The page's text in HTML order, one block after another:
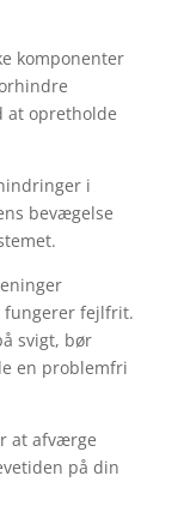
komponenter
at opretholde
i
bevægelse
fungerer fejlfrit.
svigt, bør
en problemfri
at afværge
på din